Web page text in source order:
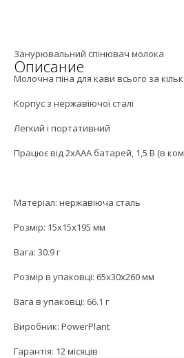
Описание
Занурювальний спінювач молока
Молочна піна для кави всього за
Корпус з нержавіючої сталі
Легкий і портативний
Працює від 2xAAA батарей, 1,5 В (в
Матеріал: нержавіюча cталь
Розмір: 15x15х195 мм
Вага: 30.9 г
Розмір в упаковці: 65x30x260 мм
Вага в упаковці: 66.1 г
Виробник: PowerPlant
Гарантія: 12 місяців